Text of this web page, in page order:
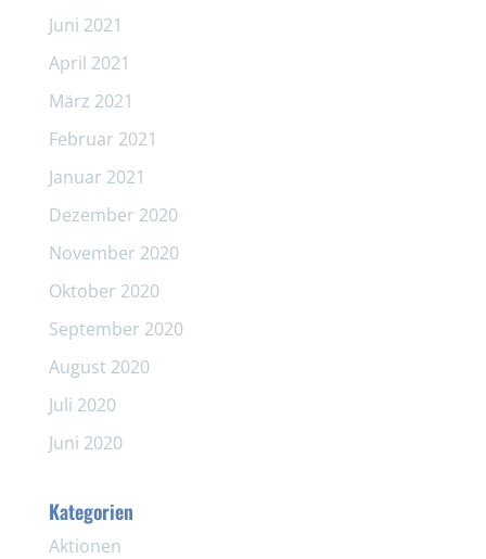
Juni 2021
April 2021
März 2021
Februar 2021
Januar 2021
Dezember 2020
November 2020
Oktober 2020
September 2020
August 2020
Juli 2020
Juni 2020
Kategorien
Aktionen